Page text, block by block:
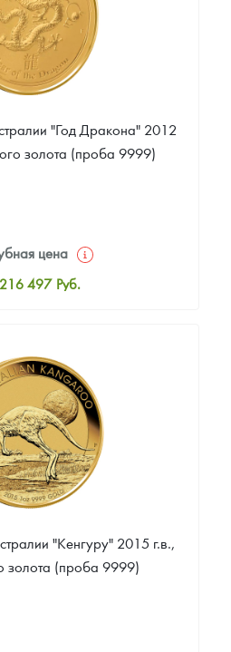
"Год Дракона" 2012
золота (проба 9999)
цена
216 497 Руб.
выкупа
554 Руб.
"Кенгуру" 2015 г.в.,
золота (проба 9999)